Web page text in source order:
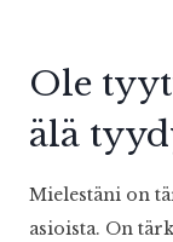
Ole
älä
Mielestäni on
asioista. On